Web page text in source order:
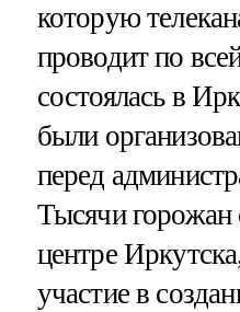
которую
проводит по
состоялась в
были
перед
Тысячи горожан
центре
участие в